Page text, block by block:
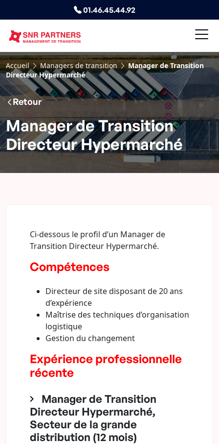
01.46.45.44.92
Accueil Managers de transition
Manager de Transition
Directeur Hypermarché
Retour
Manager de Transition
Directeur Hypermarché
Ci-dessous le profil d’un Manager de
Transition Directeur Hypermarché.
Compétences
Directeur de site disposant de 20 ans
d’expérience
Maîtrise des techniques d’organisation
logistique
Gestion du changement
Expérience professionnelle
récente
Manager de Transition
Directeur Hypermarché,
Secteur de la grande
distribution (12 mois)